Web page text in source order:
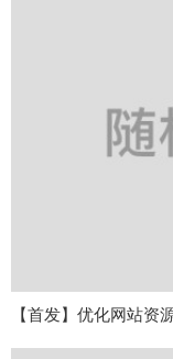
【首发】优化网站资